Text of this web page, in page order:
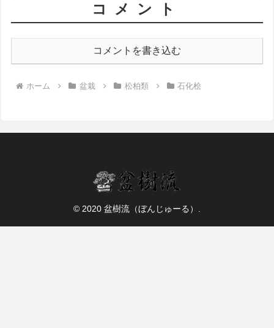
コメント
コメントを書き込む
ホーム 盆栽 松柏類 石化桧
© 2020 盆樹流（ぼんじゅーる）.